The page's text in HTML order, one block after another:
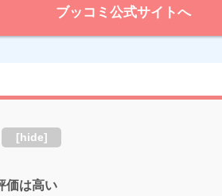
ブッコミ公式サイトへ
[hide]
価は高い